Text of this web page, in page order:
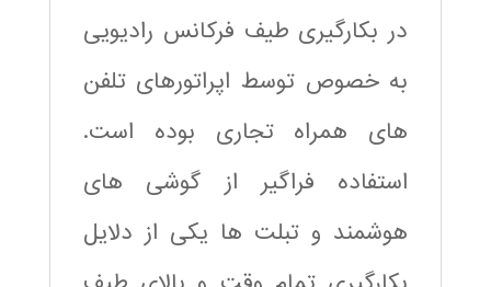
در بکارگیری طیف فرکانس رادیویی
به خصوص توسط اپراتورهای تلفن
های همراه تجاری بوده است.
استفاده فراگیر از گوشی های
هوشمند و تبلت ها یکی از دلایل